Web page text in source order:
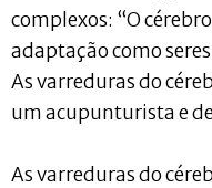
complexos: “O
adaptação como
As varreduras do
um acupunturista e
As varreduras do